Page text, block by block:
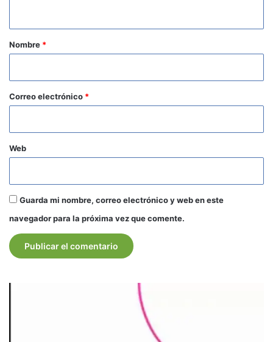
r
o
*
Nombre *
Correo electrónico *
Web
Guarda mi nombre, correo electrónico y web en este
navegador para la próxima vez que comente.